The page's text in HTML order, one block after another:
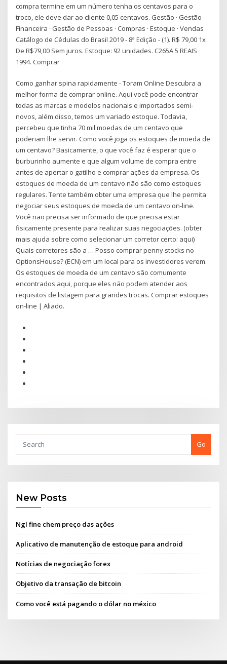
compra termine em um número tenha os centavos para o
troco, ele deve dar ao cliente 0,05 centavos. Gestão · Gestão
Financeira · Gestão de Pessoas · Compras · Estoque · Vendas
Catálogo de Cédulas do Brasil 2019 - 8ª Edição - (1). R$ 79,00 1x
De R$79,00 Sem juros. Estoque: 92 unidades. C265A 5 REAIS
1994. Comprar
Como ganhar spina rapidamente - Toram Online Descubra a
melhor forma de comprar online. Aqui você pode encontrar
todas as marcas e modelos nacionais e importados semi-
novos, além disso, temos um variado estoque. Todavia,
percebeu que tinha 70 mil moedas de um centavo que
poderiam lhe servir. Como você joga os estoques de moeda de
um centavo? Basicamente, o que você faz é esperar que o
burburinho aumente e que algum volume de compra entre
antes de apertar o gatilho e comprar ações da empresa. Os
estoques de moeda de um centavo não são como estoques
regulares. Tente também obter uma empresa que lhe permita
negociar seus estoques de moeda de um centavo on-line.
Você não precisa ser informado de que precisa estar
fisicamente presente para realizar suas negociações. (obter
mais ajuda sobre como selecionar um corretor certo: aqui)
Quais corretores são a … Posso comprar penny stocks no
OptionsHouse? (ECN) em um local para os investidores verem.
Os estoques de moeda de um centavo são comumente
encontrados aqui, porque eles não podem atender aos
requisitos de listagem para grandes trocas. Comprar estoques
on-line | Aliado.
Go
New Posts
Ngl fine chem preço das ações
Aplicativo de manutenção de estoque para android
Notícias de negociação forex
Objetivo da transação de bitcoin
Como você está pagando o dólar no méxico